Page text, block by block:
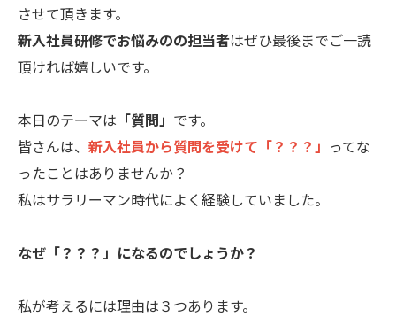
させて頂きます。
新入社員研修でお悩みのの担当者はぜひ最後までご一読
頂ければ嬉しいです。
本日のテーマは 「質問」 です。
皆さんは、 新入社員から質問を受けて「？？？」 ってな
ったことはありませんか？
私はサラリーマン時代によく経験していました。
なぜ「？？？」になるのでしょうか？
私が考えるには理由は３つあります。